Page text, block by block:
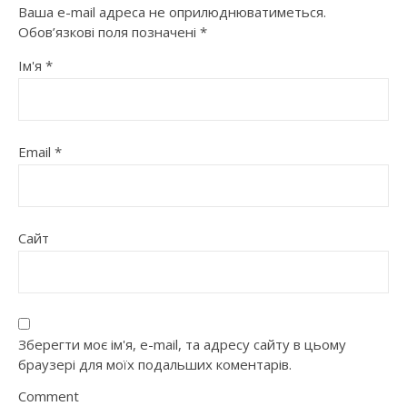
Ваша e-mail адреса не оприлюднюватиметься.
Обов’язкові поля позначені *
Ім'я *
Email *
Сайт
Зберегти моє ім'я, e-mail, та адресу сайту в цьому
браузері для моїх подальших коментарів.
Comment